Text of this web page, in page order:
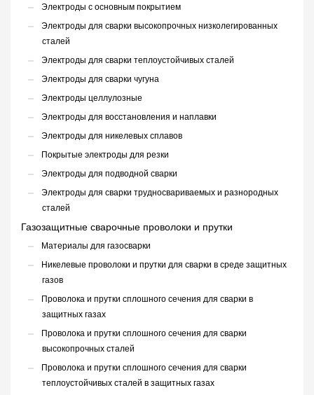
Электроды с основным покрытием
Электроды для сварки высокопрочных низколегированных
сталей
Электроды для сварки теплоустойчивых сталей
Электроды для сварки чугуна
Электроды целлулозные
Электроды для восстановления и наплавки
Электроды для никелевых сплавов
Покрытые электроды для резки
Электроды для подводной сварки
Электроды для сварки трудносвариваемых и разнородных
сталей
Газозащитные сварочные проволоки и прутки
Материалы для газосварки
Никелевые проволоки и прутки для сварки в среде защитных
газов
Проволока и прутки сплошного сечения для сварки в
защитных газах
Проволока и прутки сплошного сечения для сварки
высокопрочных сталей
Проволока и прутки сплошного сечения для сварки
теплоустойчивых сталей в защитных газах